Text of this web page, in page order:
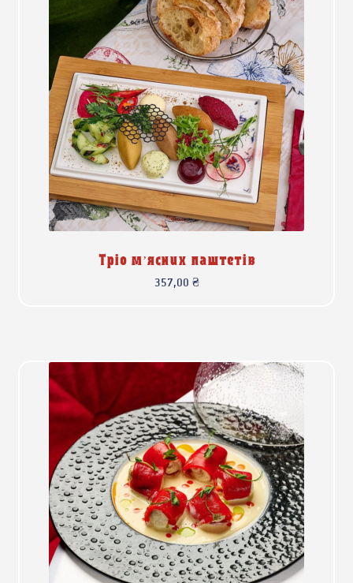
Тріо м’ясних паштетів
357,00 ₴